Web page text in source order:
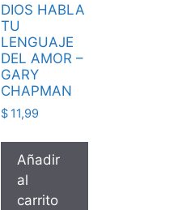
DIOS HABLA
TU
LENGUAJE
DEL AMOR –
GARY
CHAPMAN
$11,99
Añadir
al
carrito